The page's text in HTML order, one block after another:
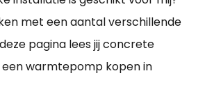
met een aantal verschillende
pagina lees jij concrete
warmtepomp kopen in